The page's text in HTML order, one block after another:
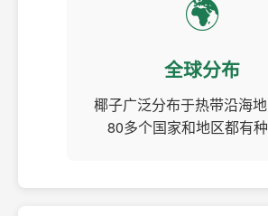
🌍
全球分布
椰子广泛分布于热带沿海
80多个国家和地区都有种